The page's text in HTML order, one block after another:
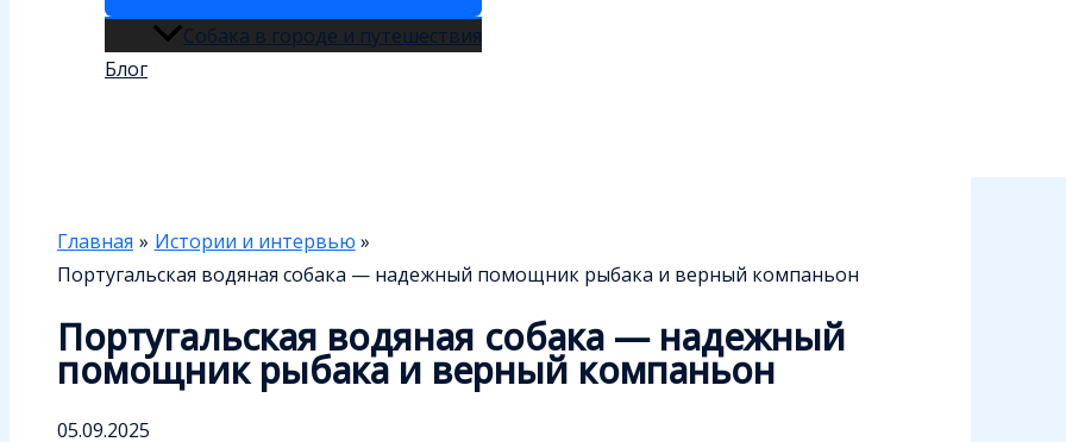
Собака в городе и путешествия
Блог
Главная
Истории и интервью
Португальская водяная собака — надежный помощник рыбака и верный компаньон
Португальская водяная собака — надежный
помощник рыбака и верный компаньон
05.09.2025